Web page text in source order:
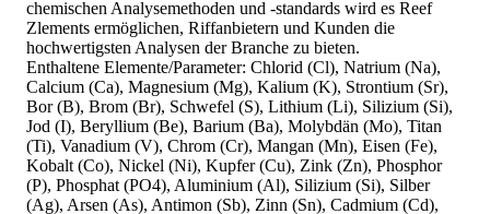
chemischen Analysemethoden und -standards wird es Reef
Zlements ermöglichen, Riffanbietern und Kunden die
hochwertigsten Analysen der Branche zu bieten.
Enthaltene Elemente/Parameter: Chlorid (Cl), Natrium (Na),
Calcium (Ca), Magnesium (Mg), Kalium (K), Strontium (Sr),
Bor (B), Brom (Br), Schwefel (S), Lithium (Li), Silizium (Si),
Jod (I), Beryllium (Be), Barium (Ba), Molybdän (Mo), Titan
(Ti), Vanadium (V), Chrom (Cr), Mangan (Mn), Eisen (Fe),
Kobalt (Co), Nickel (Ni), Kupfer (Cu), Zink (Zn), Phosphor
(P), Phosphat (PO4), Aluminium (Al), Silizium (Si), Silber
(Ag), Arsen (As), Antimon (Sb), Zinn (Sn), Cadmium (Cd),